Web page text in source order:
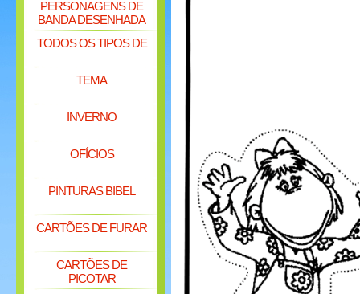
PERSONAGENS DE
BANDA DESENHADA
TODOS OS TIPOS DE
TEMA
INVERNO
OFÍCIOS
PINTURAS BIBEL
CARTÕES DE FURAR
CARTÕES DE
PICOTAR